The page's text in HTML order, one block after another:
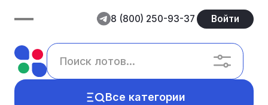
8 (800) 250-93-37 Войти
Все категории